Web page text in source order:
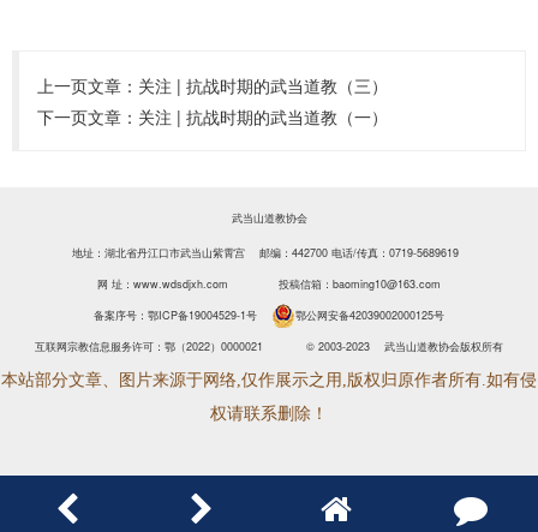
上一页文章： 关注 | 抗战时期的武当道教（三）
下一页文章： 关注 | 抗战时期的武当道教（一）
武当山道教协会
地址：湖北省丹江口市武当山紫霄宫 邮编：442700 电话/传真：0719-5689619
网 址：www.wdsdjxh.com 投稿信箱：baoming10@163.com
备案序号： 鄂ICP备19004529-1号
鄂公网安备42039002000125号
互联网宗教信息服务许可：鄂（2022）0000021
© 2003-2023 武当山道教协会版权所有
本站部分文章、图片来源于网络,仅作展示之用,版权归原作者所有.如有侵
权请联系删除！